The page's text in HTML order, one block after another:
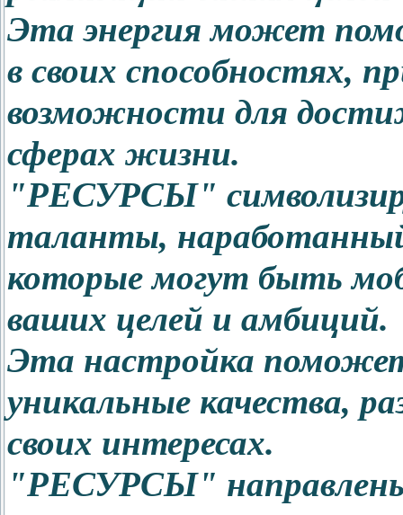
Эта энергия может
в своих способностях,
возможности для
сферах жизни.
"РЕСУРСЫ"
таланты,
которые могут быть
ваших целей и амбиций.
Эта настройка
уникальные качества,
своих интересах.
"РЕСУРСЫ" направлены